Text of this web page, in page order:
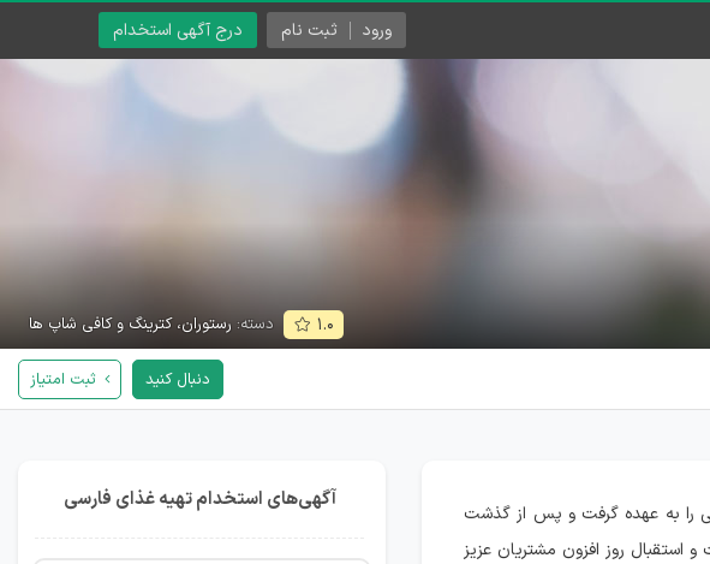
درج آگهی استخدام ورود ثبت نام
۱.۰ دسته: رستوران، کترینگ و کافی شاپ ها
دنبال کنید ثبت امتیاز
پذیرایی زائران سرزمین وحی را به عهده گرفت و پس از گذشت
به رضایت و استقبال روز افزون مشتریان عزیز
آگهی‌های استخدام تهیه غذای فارسی